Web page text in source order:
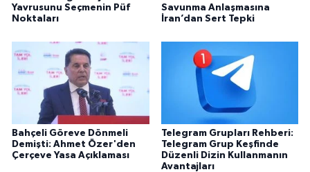
Yavrusunu Seçmenin Püf
Noktaları
Savunma Anlaşmasına
İran’dan Sert Tepki
Bahçeli Göreve Dönmeli
Demişti: Ahmet Özer'den
Çerçeve Yasa Açıklaması
Telegram Grupları Rehberi:
Telegram Grup Keşfinde
Düzenli Dizin Kullanmanın
Avantajları